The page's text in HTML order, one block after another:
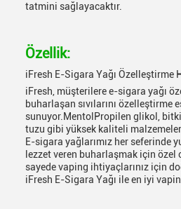
tatmini sağlayacaktır.
Özellik:
iFresh E-Sigara Yağı Özelleştirme
iFresh, müşterilere e-sigara yağı
buharlaşan sıvılarını özelleştirme
sunuyor.MentolPropilen glikol,
tuzu gibi yüksek kaliteli
E-sigara yağlarımız her seferinde
lezzet veren buharlaşmak için özel
sayede vaping ihtiyaçlarınız için
iFresh E-Sigara Yağı ile en iyi